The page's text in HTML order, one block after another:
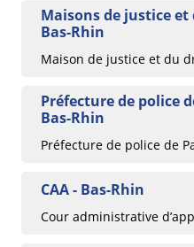
Maisons de justice
Bas-Rhin
Maison de justice et du
Préfecture de police
Bas-Rhin
Préfecture de police de
CAA - Bas-Rhin
Cour administrative